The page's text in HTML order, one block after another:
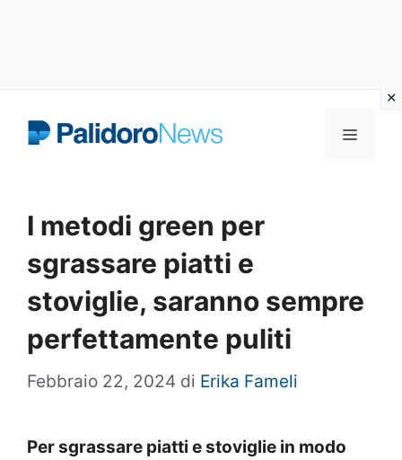
Menu
I metodi green per
sgrassare piatti e
stoviglie, saranno sempre
perfettamente puliti
Febbraio 22, 2024 di Erika Fameli
Per sgrassare piatti e stoviglie in modo